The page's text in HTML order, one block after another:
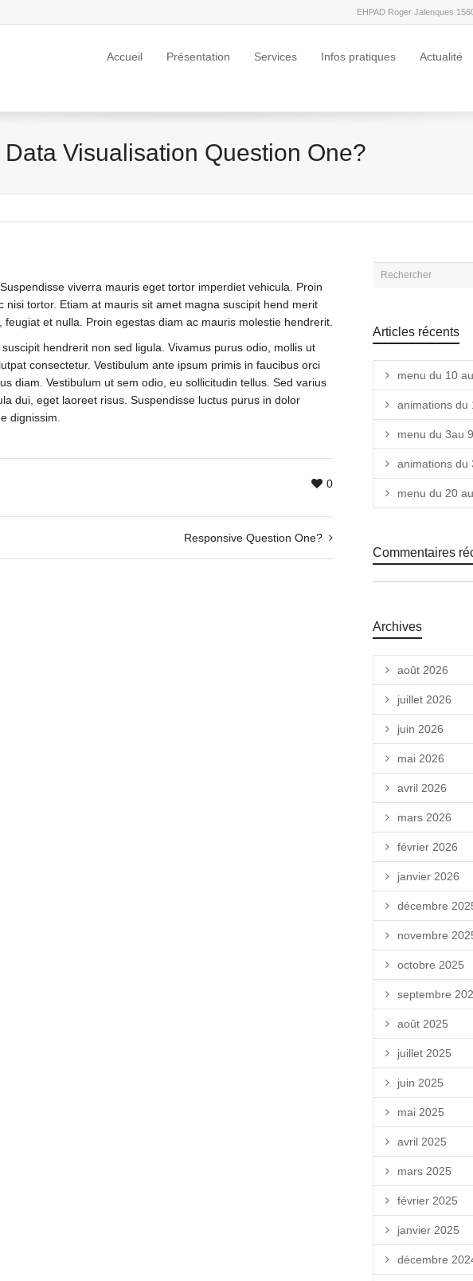
EHPAD Roger Jalenques
Accueil Présentation Services Infos pratiques Actualité
Data Visualisation Question One?
viverra mauris eget tortor imperdiet vehicula. Proin
tortor. Etiam at mauris sit amet magna suscipit hend merit
et nulla. Proin egestas diam ac mauris molestie hendrerit.
hendrerit non sed ligula. Vivamus purus odio, mollis ut
consectetur. Vestibulum ante ipsum primis in faucibus orci
diam. Vestibulum ut sem odio, eu sollicitudin tellus. Sed varius
dui, eget laoreet risus. Suspendisse luctus purus in dolor
dignissim.
0
Responsive Question One?
Articles récents
menu du 10
animations du
menu du 3au
animations du
menu du 20
Commentaires
Archives
août 2026
juillet 2026
juin 2026
mai 2026
avril 2026
mars 2026
février 2026
janvier 2026
décembre
novembre
octobre 2025
septembre
août 2025
juillet 2025
juin 2025
mai 2025
avril 2025
mars 2025
février 2025
janvier 2025
décembre